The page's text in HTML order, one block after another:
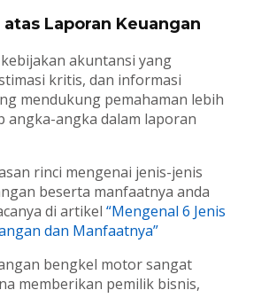
Laporan Keuangan
akuntansi yang
kritis, dan informasi
mendukung pemahaman lebih
angka-angka dalam laporan
rinci mengenai jenis-jenis
beserta manfaatnya anda
di artikel “Mengenal 6 Jenis
dan Manfaatnya”
bengkel motor sangat
memberikan pemilik bisnis,